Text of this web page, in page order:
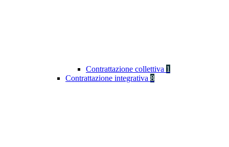
Contrattazione collettiva 1
Contrattazione integrativa 8